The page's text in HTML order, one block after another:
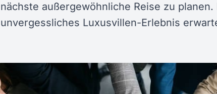
nächste außergewöhnliche Reise zu planen.
unvergessliches Luxusvillen-Erlebnis